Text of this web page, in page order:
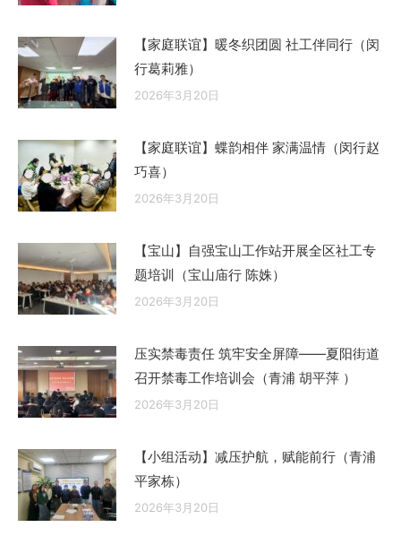
【家庭联谊】暖冬织团圆 社工伴同行（闵
行葛莉雅）
2026年3月20日
【家庭联谊】蝶韵相伴 家满温情（闵行赵
巧喜）
2026年3月20日
【宝山】自强宝山工作站开展全区社工专
题培训（宝山庙行 陈姝）
2026年3月20日
压实禁毒责任 筑牢安全屏障——夏阳街道
召开禁毒工作培训会（青浦 胡平萍 ）
2026年3月20日
【小组活动】减压护航，赋能前行（青浦
平家栋）
2026年3月20日